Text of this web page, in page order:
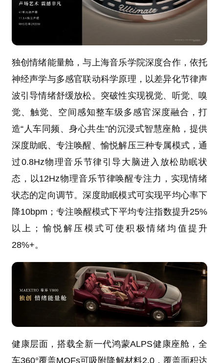
独创情绪能量舱，与上海音乐学院深度合作，依托
神经声学与多感官联动科学原理，以差异化节律声
波引导情绪舒缓放松。突破性实现视觉、听觉、嗅
觉、触觉、空间感知整车级多感官深度融合，打
造“人车同频、身心共生”的沉浸式智慧座舱，提供
深度助眠、专注唤醒、愉悦解压三种专属模式，通
过0.8Hz物理音乐节律引导大脑进入放松助眠状
态，以12Hz物理音乐节律唤醒专注力，实现情绪
状态的定向调节。深度助眠模式可实现平均心率下
降10bpm；专注唤醒模式下平均专注指数提升25%
以上；愉悦解压模式可使积极情绪均值提升
28%+。
健康层面，搭载全新一代鸿蒙ALPS健康座舱，全
车360°覆盖MOFs可吸附降解材料2.0，覆盖面积达